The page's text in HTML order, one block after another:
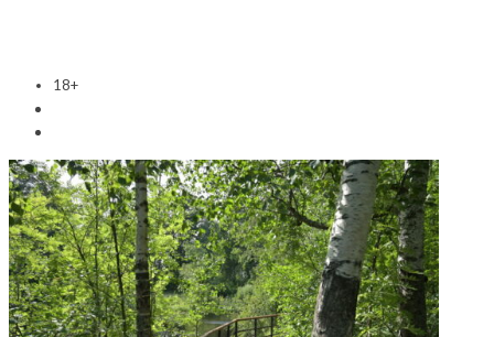
18+